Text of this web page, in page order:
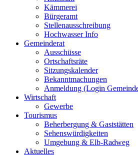
Kämmerei
Bürgeramt
Stellenausschreibung
Hochwasser Info
Gemeinderat
Ausschüsse
Ortschaftsräte
Sitzungskalender
Bekanntmachungen
Anmeldung (Login
Wirtschaft
Gewerbe
Tourismus
Beherbergung & Gaststätten
Sehenswürdigkeiten
Umgebung & Elb-Radweg
Aktuelles